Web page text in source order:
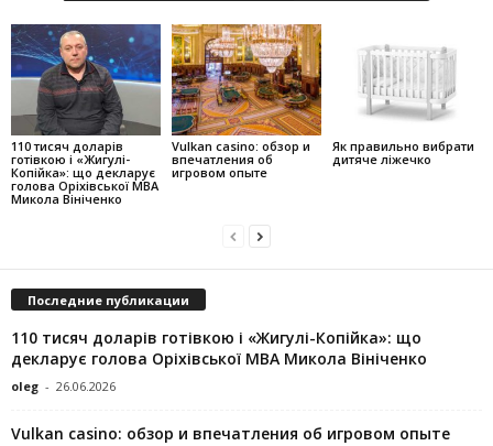
110 тисяч доларів
готівкою і «Жигулі-
Копійка»: що декларує
голова Оріхівської МВА
Микола Вініченко
Vulkan casino: обзор и
впечатления об
игровом опыте
Як правильно вибрати
дитяче ліжечко
Последние публикации
110 тисяч доларів готівкою і «Жигулі-Копійка»: що
декларує голова Оріхівської МВА Микола Вініченко
oleg - 26.06.2026
Vulkan casino: обзор и впечатления об игровом опыте